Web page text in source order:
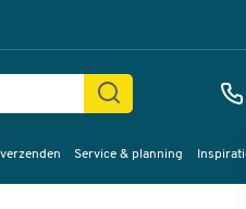
Service & planning
Afbeeldingen Video's